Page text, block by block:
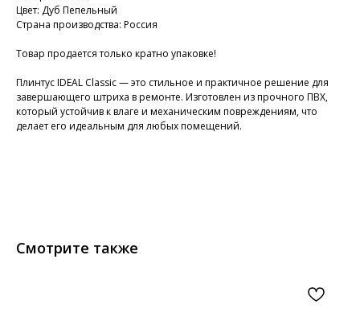
Цвет: Дуб Пепельный
Страна производства: Россия
Товар продается только кратно упаковке!
Плинтус IDEAL Classic — это стильное и практичное решение для
завершающего штриха в ремонте. Изготовлен из прочного ПВХ,
который устойчив к влаге и механическим повреждениям, что
делает его идеальным для любых помещений.
Смотрите также